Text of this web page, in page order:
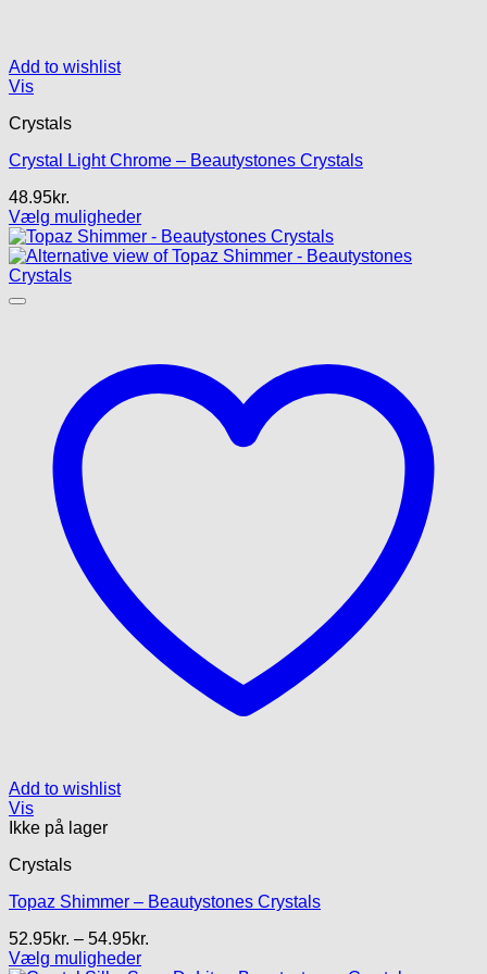
Add to wishlist
Vis
Crystals
Crystal Light Chrome – Beautystones Crystals
48.95kr.
Vælg muligheder
Dette
vare
har
flere
varesiden
Add to wishlist
Vis
Ikke på lager
Crystals
Topaz Shimmer – Beautystones Crystals
52.95kr. – 54.95kr.
Vælg muligheder